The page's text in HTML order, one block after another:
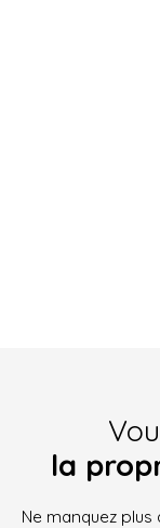
la
Ne manquez